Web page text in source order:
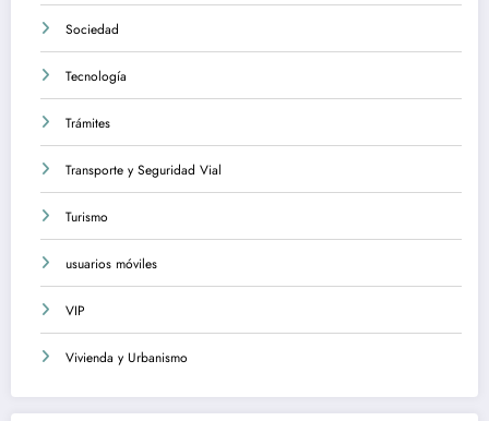
Sociedad
Tecnología
Trámites
Transporte y Seguridad Vial
Turismo
usuarios móviles
VIP
Vivienda y Urbanismo